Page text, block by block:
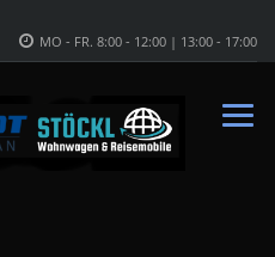
MO - FR. 8:00 - 12:00 | 13:00 - 17:00